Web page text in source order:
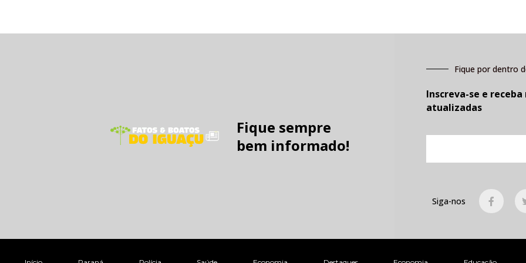
Fique sempre
bem informado!
Fique por dentro
Inscreva-se e
atualizadas
Siga-nos
F
a
c
o
k